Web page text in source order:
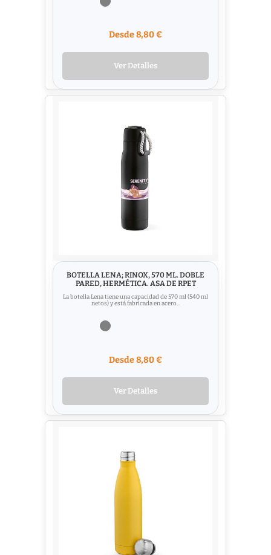
Desde 8,80 €
Ver Detalles
BOTELLA LENA; RINOX, 570 ML. DOBLE
PARED, HERMÉTICA. ASA DE RPET
La botella Lena tiene una capacidad de 570 ml (540 ml
netos) y está fabricada en acero...
Desde 8,80 €
Ver Detalles